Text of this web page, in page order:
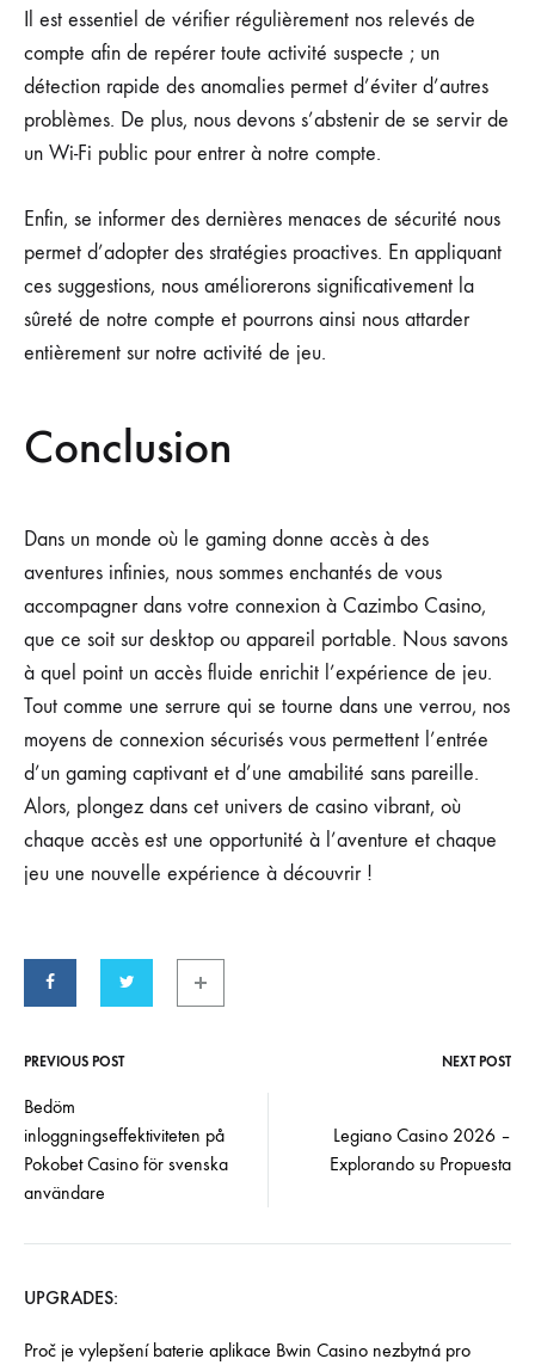
Il est essentiel de vérifier régulièrement nos relevés de
compte afin de repérer toute activité suspecte ; un
détection rapide des anomalies permet d’éviter d’autres
problèmes. De plus, nous devons s’abstenir de se servir de
un Wi-Fi public pour entrer à notre compte.
Enfin, se informer des dernières menaces de sécurité nous
permet d’adopter des stratégies proactives. En appliquant
ces suggestions, nous améliorerons significativement la
sûreté de notre compte et pourrons ainsi nous attarder
entièrement sur notre activité de jeu.
Conclusion
Dans un monde où le gaming donne accès à des
aventures infinies, nous sommes enchantés de vous
accompagner dans votre connexion à Cazimbo Casino,
que ce soit sur desktop ou appareil portable. Nous savons
à quel point un accès fluide enrichit l’expérience de jeu.
Tout comme une serrure qui se tourne dans une verrou, nos
moyens de connexion sécurisés vous permettent l’entrée
d’un gaming captivant et d’une amabilité sans pareille.
Alors, plongez dans cet univers de casino vibrant, où
chaque accès est une opportunité à l’aventure et chaque
jeu une nouvelle expérience à découvrir !
PREVIOUS POST NEXT POST
Bedöm
inloggningseffektiviteten på
Pokobet Casino för svenska
användare
Legiano Casino 2026 –
Explorando su Propuesta
UPGRADES:
Proč je vylepšení baterie aplikace Bwin Casino nezbytná pro